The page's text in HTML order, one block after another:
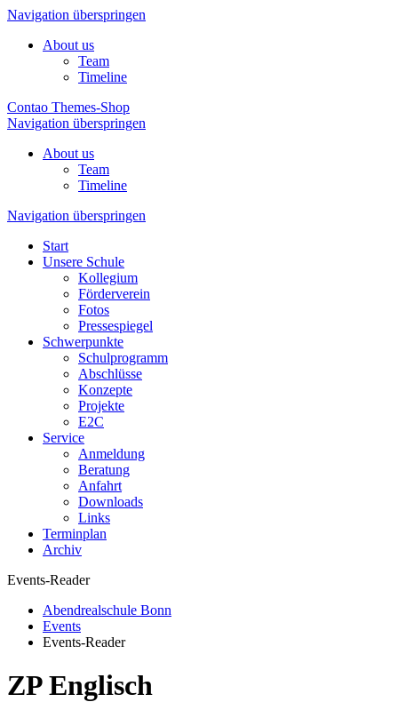
Navigation überspringen
About us
Team
Timeline
Contao Themes-Shop
Navigation überspringen
About us
Team
Timeline
Navigation überspringen
Start
Unsere Schule
Kollegium
Förderverein
Fotos
Pressespiegel
Schwerpunkte
Schulprogramm
Abschlüsse
Konzepte
Projekte
E2C
Service
Anmeldung
Beratung
Anfahrt
Downloads
Links
Terminplan
Archiv
Events-Reader
Abendrealschule Bonn
Events
Events-Reader
ZP Englisch